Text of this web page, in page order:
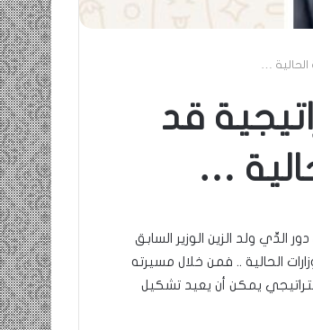
…
قد
…
الدِّي ولد الزين الوزير السابق
الحالية .. فمن خلال مسيرته
يمكن أن يعيد تشكيل